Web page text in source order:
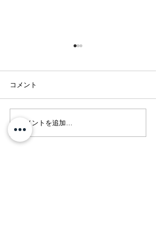
店舗準備のご案内
コメント
コメントを追加…